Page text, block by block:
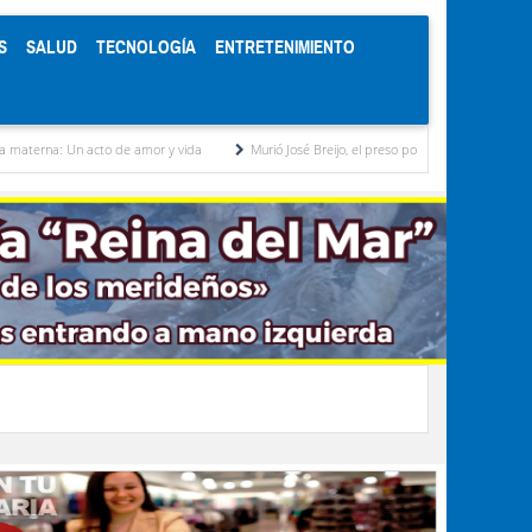
SALUD TECNOLOGÍA ENTRETENIMIENTO
amor y vida Murió José Breijo, el preso político uruguayo-venezolano bajo arresto